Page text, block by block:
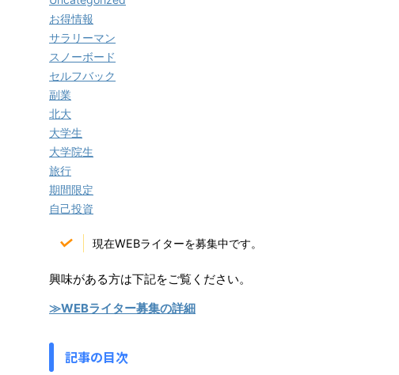
お得情報
サラリーマン
スノーボード
セルフバック
副業
北大
大学生
大学院生
旅行
期間限定
自己投資
現在WEBライターを募集中です。
興味がある方は下記をご覧ください。
≫WEBライター募集の詳細
記事の目次